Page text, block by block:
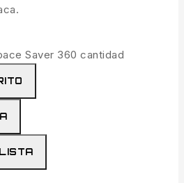
Saver 360 cantidad
LISTA